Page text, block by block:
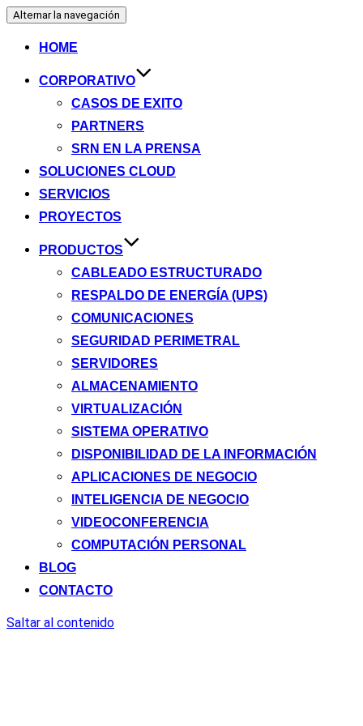
Alternar la navegación
HOME
CORPORATIVO
CASOS DE EXITO
PARTNERS
SRN EN LA PRENSA
SOLUCIONES CLOUD
SERVICIOS
PROYECTOS
PRODUCTOS
CABLEADO ESTRUCTURADO
RESPALDO DE ENERGÍA (UPS)
COMUNICACIONES
SEGURIDAD PERIMETRAL
SERVIDORES
ALMACENAMIENTO
VIRTUALIZACIÓN
SISTEMA OPERATIVO
DISPONIBILIDAD DE LA INFORMACIÓN
APLICACIONES DE NEGOCIO
INTELIGENCIA DE NEGOCIO
VIDEOCONFERENCIA
COMPUTACIÓN PERSONAL
BLOG
CONTACTO
Saltar al contenido